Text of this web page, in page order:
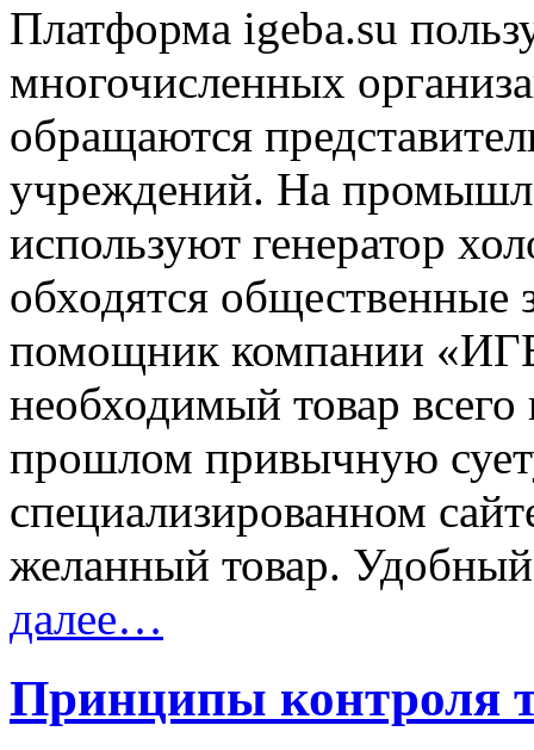
Платформа igeba.su
многочисленных
обращаются
учреждений. На
используют генератор
обходятся общественные
помощник компании
необходимый товар всего
прошлом привычную
специализированном
желанный товар. Удобный
далее…
Принципы контроля